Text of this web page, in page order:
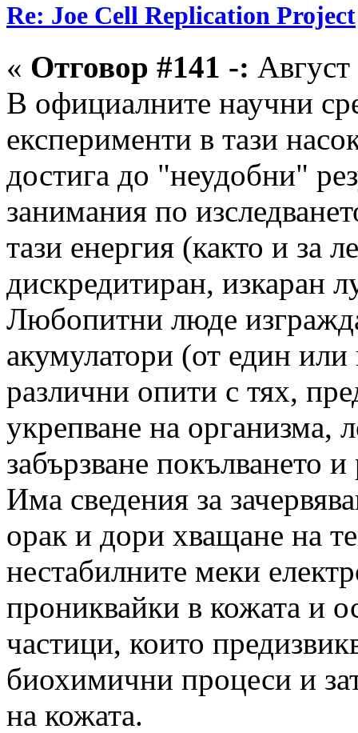
Re: Joe Cell Replication Project
« Отговор #141 -:
В официалните научни
експерименти в тази
достига до "неудобни"
занимания по
тази енергия (както и за
дискредитиран, изкаран
Любопитни люде
акумулатори (от един
различни опити с тях,
укрепване на организма,
забързване покълването
Има сведения за
орак и дори хващане на
нестабилните меки
прониквайки в кожата и
частици, които
биохимични процеси и
на кожата.